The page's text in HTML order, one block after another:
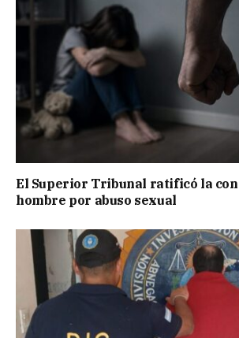
El Superior Tribunal ratificó la
hombre por abuso sexual